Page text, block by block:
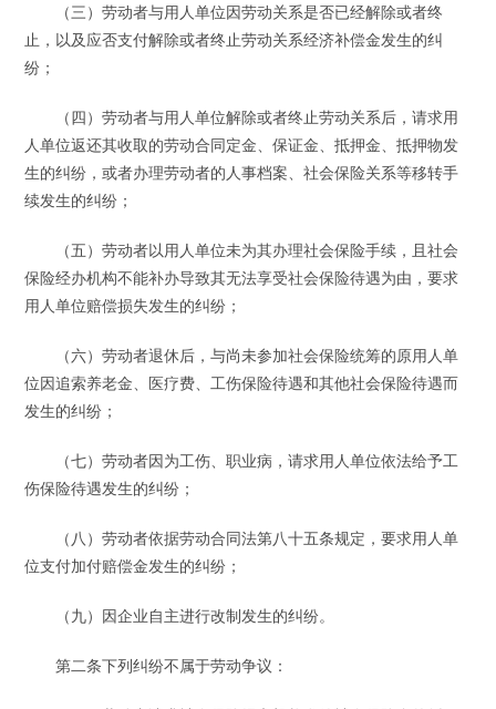
（三）劳动者与用人单位因劳动关系是否已经解除或者终
止，以及应否支付解除或者终止劳动关系经济补偿金发生的纠
纷；
（四）劳动者与用人单位解除或者终止劳动关系后，请求用
人单位返还其收取的劳动合同定金、保证金、抵押金、抵押物发
生的纠纷，或者办理劳动者的人事档案、社会保险关系等移转手
续发生的纠纷；
（五）劳动者以用人单位未为其办理社会保险手续，且社会
保险经办机构不能补办导致其无法享受社会保险待遇为由，要求
用人单位赔偿损失发生的纠纷；
（六）劳动者退休后，与尚未参加社会保险统筹的原用人单
位因追索养老金、医疗费、工伤保险待遇和其他社会保险待遇而
发生的纠纷；
（七）劳动者因为工伤、职业病，请求用人单位依法给予工
伤保险待遇发生的纠纷；
（八）劳动者依据劳动合同法第八十五条规定，要求用人单
位支付加付赔偿金发生的纠纷；
（九）因企业自主进行改制发生的纠纷。
第二条下列纠纷不属于劳动争议：